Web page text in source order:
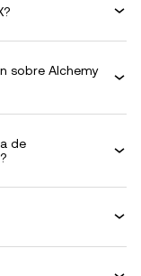
sobre Alchemy
de